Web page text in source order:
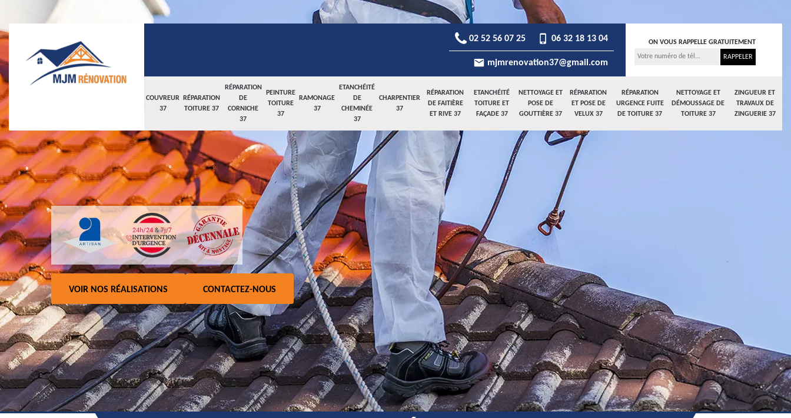
COUVREUR
37
RÉPARATION
TOITURE 37
RÉPARATION
DE
CORNICHE
37
PEINTURE
TOITURE
37
RAMONAGE
37
ETANCHÉITÉ
DE
CHEMINÉE
37
CHARPENTIER
37
RÉPARATION
DE FAITIÈRE
ET RIVE 37
ETANCHÉITÉ
TOITURE ET
FAÇADE 37
NETTOYAGE ET
POSE DE
GOUTTIÈRE 37
RÉPARATION
ET POSE DE
VELUX 37
RÉPARATION
URGENCE FUITE
DE TOITURE 37
NETTOYAGE ET
DÉMOUSSAGE DE
TOITURE 37
ZINGUEUR ET
TRAVAUX DE
ZINGUERIE 37
02 52 56 07 25 06 32 18 13 04
mjmrenovation37@gmail.com
ON VOUS RAPPELLE GRATUITEMENT
VOIR NOS RÉALISATIONS CONTACTEZ-NOUS